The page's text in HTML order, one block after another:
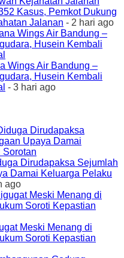
Kasus, Pemkot Dukung
Jalanan - 2 hari ago
Wings Air Bandung –
Husein Kembali
- 3 hari ago
Dirudapaksa Sejumlah
Damai Keluarga Pelaku
ago
Meski Menang di
Soroti Kepastian